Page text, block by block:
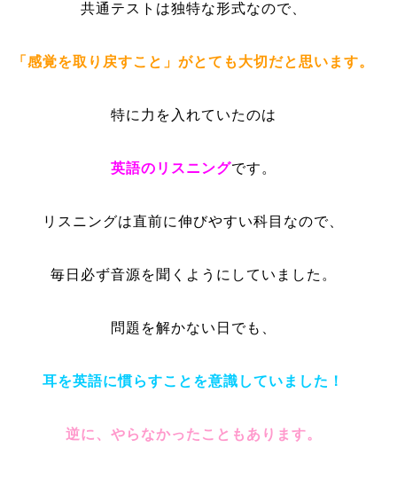
共通テストは独特な形式なので、
「感覚を取り戻すこと」がとても大切だと思います。
特に力を入れていたのは
英語のリスニングです。
リスニングは直前に伸びやすい科目なので、
毎日必ず音源を聞くようにしていました。
問題を解かない日でも、
耳を英語に慣らすことを意識していました！
逆に、やらなかったこともあります。